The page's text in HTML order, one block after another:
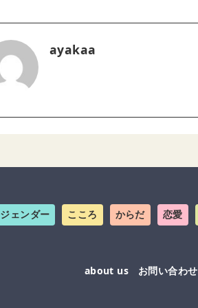
ayakaa
ジェンダー こころ からだ 恋愛
about us お問い合わせ